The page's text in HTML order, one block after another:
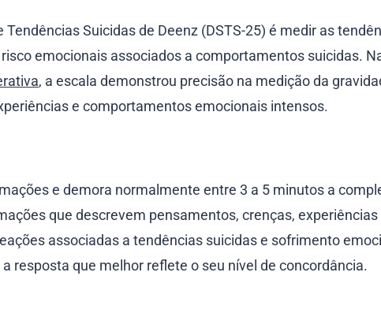
Tendências Suicidas de Deenz (DSTS-25) é medir as
emocionais associados a comportamentos suicidas.
, a escala demonstrou precisão na medição da
e comportamentos emocionais intensos.
e demora normalmente entre 3 a 5 minutos a
que descrevem pensamentos, crenças, experiências
associadas a tendências suicidas e sofrimento
resposta que melhor reflete o seu nível de concordância.